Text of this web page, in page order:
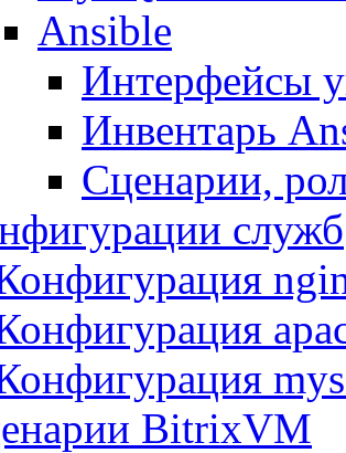
Ansible
Интерфейсы
Инвентарь
Сценарии,
служб
BitrixVM